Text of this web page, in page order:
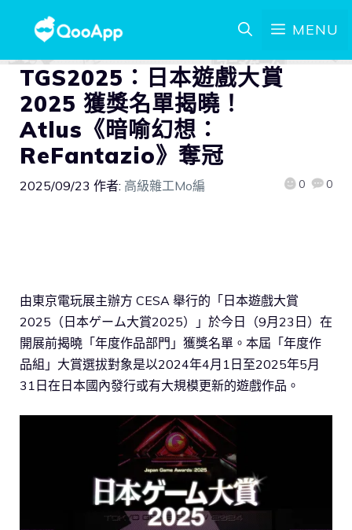
MENU
TGS2025：日本遊戲大賞
2025 獲獎名單揭曉！
Atlus《暗喻幻想：
ReFantazio》奪冠
2025/09/23 作者: 高級雜工Mo編 0 0
由東京電玩展主辦方 CESA 舉行的「日本遊戲大賞
2025（日本ゲーム大賞2025）」於今日（9月23日）在
開展前揭曉「年度作品部門」獲獎名單。本屆「年度作
品組」大賞選拔對象是以2024年4月1日至2025年5月
31日在日本國內發行或有大規模更新的遊戲作品。